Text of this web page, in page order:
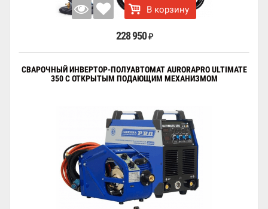
В корзину
228 950 ₽
СВАРОЧНЫЙ ИНВЕРТОР-ПОЛУАВТОМАТ AURORAPRO ULTIMATE
350 С ОТКРЫТЫМ ПОДАЮЩИМ МЕХАНИЗМОМ